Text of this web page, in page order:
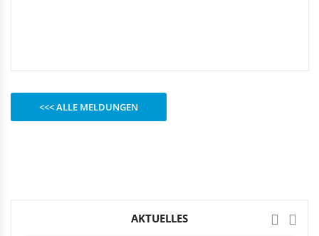
Kabelklemmbügel
<<< ALLE MELDUNGEN
AKTUELLES